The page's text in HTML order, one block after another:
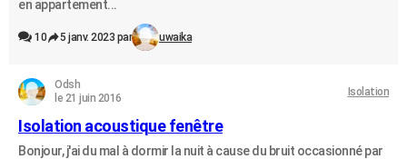
en appartement...
10 5 janv. 2023 par uwaika
Odsh
le 21 juin 2016
Isolation
Isolation acoustique fenêtre
Bonjour, j'ai du mal à dormir la nuit à cause du bruit occasionné par